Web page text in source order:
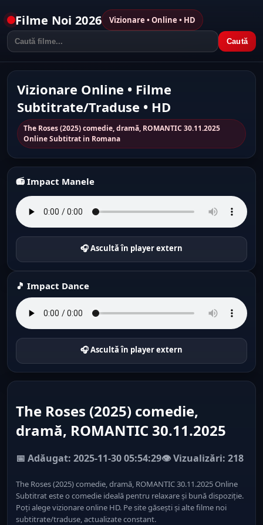
Filme Noi 2026 Vizionare • Online • HD
Caută
Vizionare Online • Filme
Subtitrate/Traduse • HD
The Roses (2025) comedie, dramă, ROMANTIC 30.11.2025
Online Subtitrat in Romana
📻 Impact Manele
🎧 Ascultă în player extern
🎵 Impact Dance
🎧 Ascultă în player extern
The Roses (2025) comedie,
dramă, ROMANTIC 30.11.2025
📅 Adăugat: 2025-11-30 05:54:29👁️ Vizualizări: 218
The Roses (2025) comedie, dramă, ROMANTIC 30.11.2025 Online
Subtitrat este o comedie ideală pentru relaxare și bună dispoziție.
Poți alege vizionare online HD. Pe site găsești și alte filme noi
subtitrate/traduse, actualizate constant.